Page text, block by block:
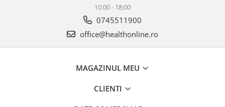
10:00 - 18:00
0745511900
office@healthonline.ro
MAGAZINUL MEU
CLIENTI